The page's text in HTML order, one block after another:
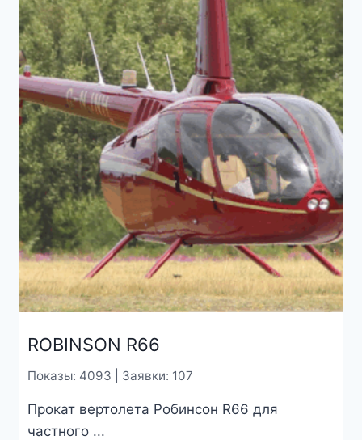
ROBINSON R66
Показы: 4093 | Заявки: 107
Прокат вертолета Робинсон R66 для
частного ...